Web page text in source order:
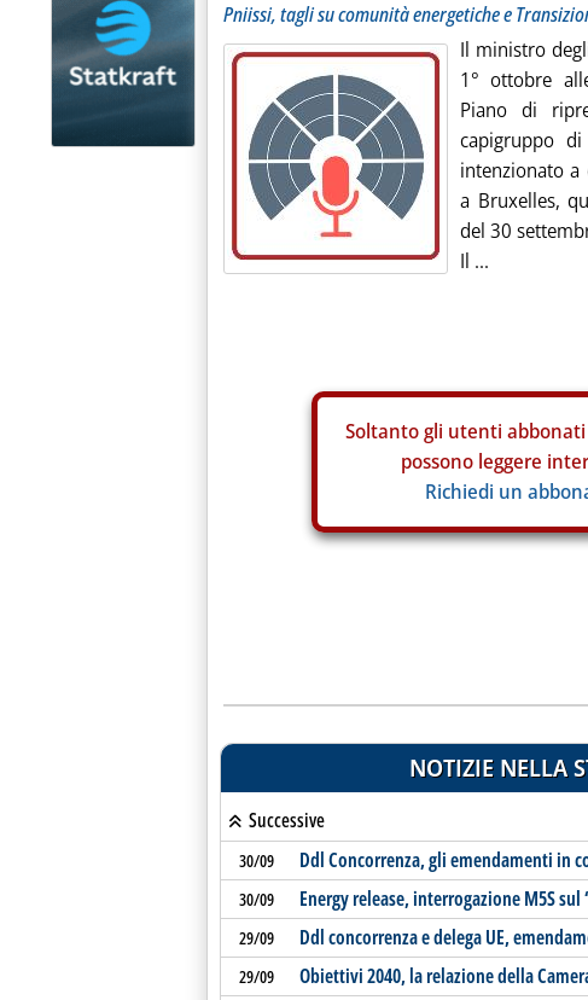
Pniissi, tagli su comunità energetiche e
Il ministro
1° ottobre
Piano di
capigruppo
intenzionato a
a Bruxelles,
del 30
Il ...
Soltanto gli utenti
possono leggere
Richiedi un
NOTIZIE NELLA
Successive
30/09 Ddl Concorrenza, gli emendamenti in
30/09 Energy release, interrogazione M5S sul
29/09 Ddl concorrenza e delega UE,
29/09 Obiettivi 2040, la relazione della